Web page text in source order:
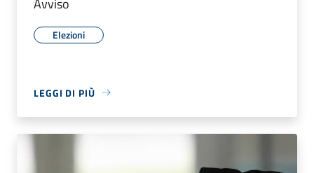
Avviso
Elezioni
LEGGI DI PIÙ